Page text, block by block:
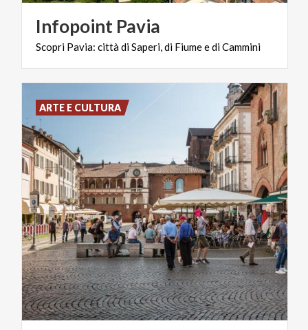
Infopoint Pavia
Scopri Pavia: cittàdiSaperi,di FiumeediCammini
ARTE E CULTURA